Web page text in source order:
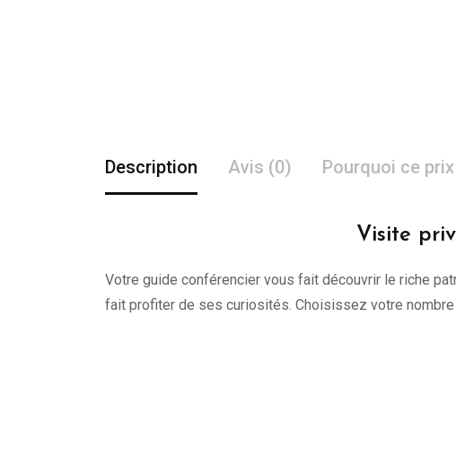
Description Avis (0) Pourquoi ce prix
Visite
Votre guide conférencier vous fait découvrir le riche
fait profiter de ses curiosités. Choisissez votre